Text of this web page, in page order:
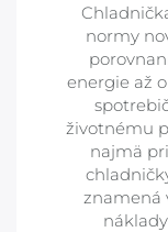
normy
energie až
životnému
najmä
znamená